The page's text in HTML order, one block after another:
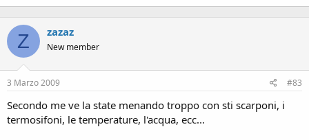
Z zazaz
New member
3 Marzo 2009 #83
Secondo me ve la state menando troppo con sti scarponi, i
termosifoni, le temperature, l'acqua, ecc...